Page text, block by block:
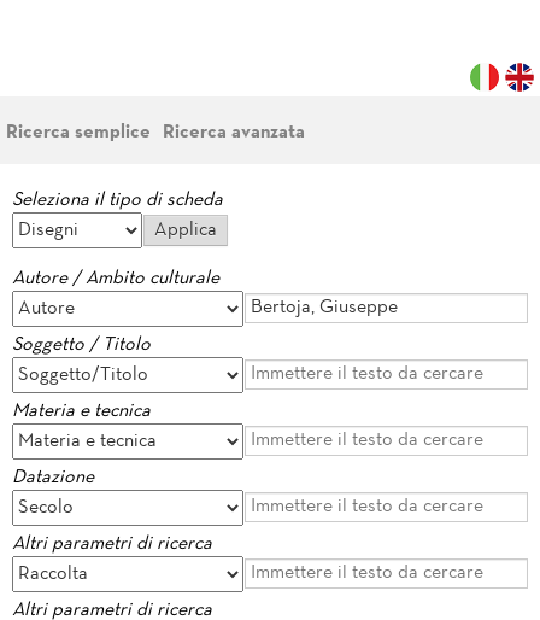
Ricerca semplice Ricerca avanzata
Seleziona il tipo di scheda
Autore / Ambito culturale
Soggetto / Titolo
Materia e tecnica
Datazione
Altri parametri di ricerca
Altri parametri di ricerca